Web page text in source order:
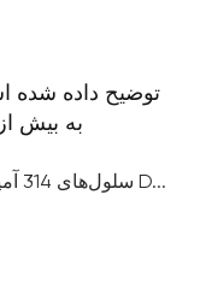
Deye GE-F به بیش از 8000 چرخه می رسد
سلول‌های 314 آمپری با ظرفیت بالا می‌رسند: چگونه سری D...